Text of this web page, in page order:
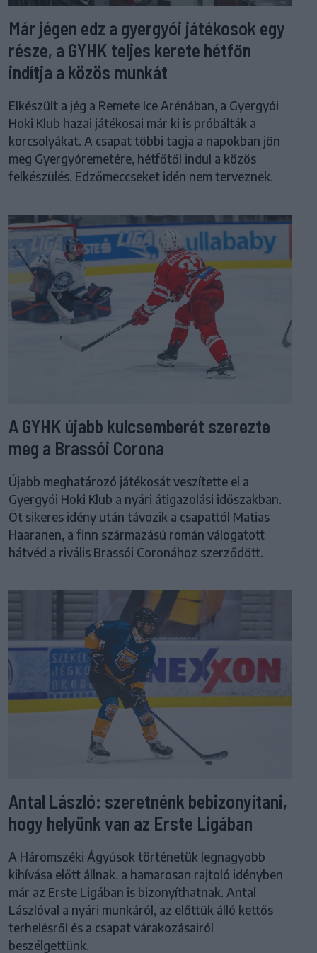
Már jégen edz a gyergyói játékosok egy
része, a GYHK teljes kerete hétfőn
indítja a közös munkát
Elkészült a jég a Remete Ice Arénában, a Gyergyói
Hoki Klub hazai játékosai már ki is próbálták a
korcsolyákat. A csapat többi tagja a napokban jön
meg Gyergyóremetére, hétfőtől indul a közös
felkészülés. Edzőmeccseket idén nem terveznek.
A GYHK újabb kulcsemberét szerezte
meg a Brassói Corona
Újabb meghatározó játékosát veszítette el a
Gyergyói Hoki Klub a nyári átigazolási időszakban.
Öt sikeres idény után távozik a csapattól Matias
Haaranen, a finn származású román válogatott
hátvéd a rivális Brassói Coronához szerződött.
Antal László: szeretnénk bebizonyítani,
hogy helyünk van az Erste Ligában
A Háromszéki Ágyúsok történetük legnagyobb
kihívása előtt állnak, a hamarosan rajtoló idényben
már az Erste Ligában is bizonyíthatnak. Antal
Lászlóval a nyári munkáról, az előttük álló kettős
terhelésről és a csapat várakozásairól
beszélgettünk.